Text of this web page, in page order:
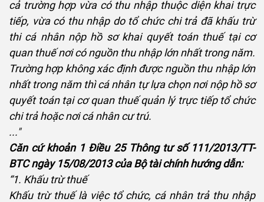
cả trường hợp vừa có thu nhập thuộc diện khai trực
tiếp, vừa có thu nhập do tổ chức chi trả đã khấu trừ
thi cá nhân nộp hồ sơ khai quyết toán thuế tại cơ
quan thuế nơi có nguồn thu nhập lớn nhất trong năm.
Trường hợp không xác định được nguồn thu nhập lớn
nhất trong năm thì cá nhân tự lựa chọn nơi nộp hồ sơ
quyết toán tại cơ quan thuế quản lý trực tiếp tổ chức
chi trả hoặc nơi cá nhân cư trú.
..."
Căn cứ khoản 1 Điều 25 Thông tư số 111/2013/TT-
BTC ngày 15/08/2013 của Bộ tài chính hướng dẫn:
“1. Khấu trừ thuế
Khấu trừ thuế là việc tổ chức, cá nhân trả thu nhập